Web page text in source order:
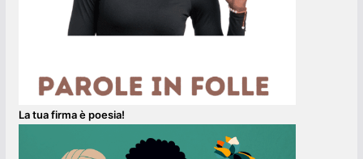
La tua firma è poesia!